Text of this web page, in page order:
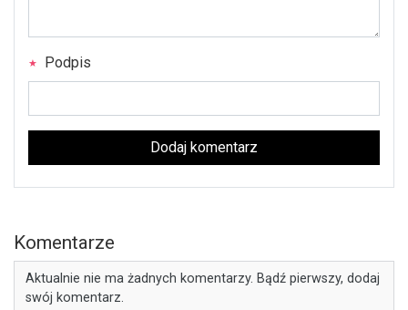
Podpis
Dodaj komentarz
Komentarze
Aktualnie nie ma żadnych komentarzy. Bądź pierwszy, dodaj
swój komentarz.